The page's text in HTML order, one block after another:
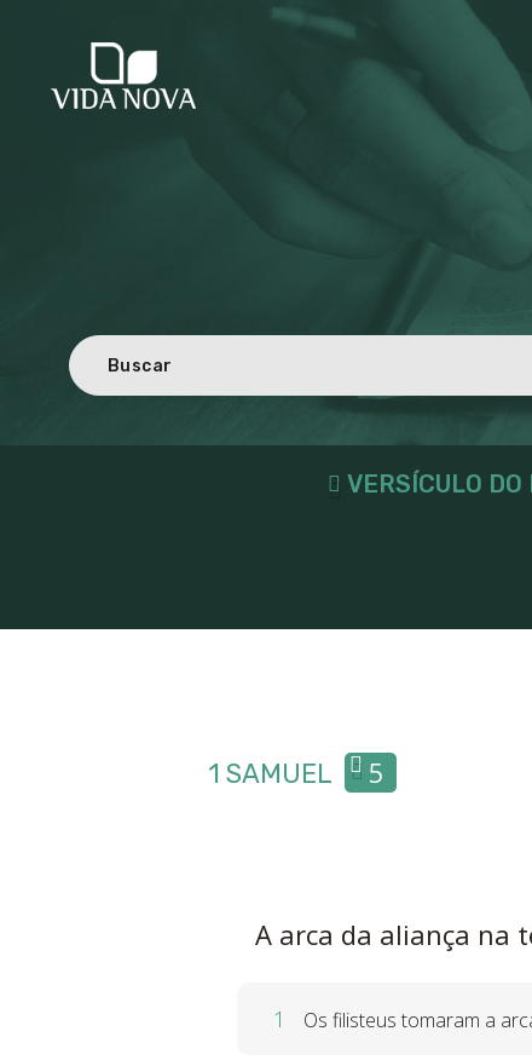
VERSÍCULO DO
1 SAMUEL 5
A arca da aliança na
1 Os filisteus tomaram a